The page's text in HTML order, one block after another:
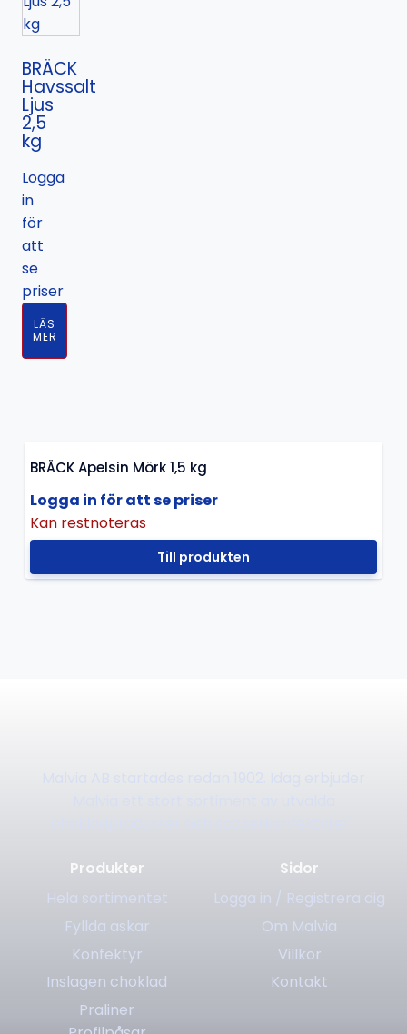
BRÄCK
Havssalt
Ljus
2,5
kg
Logga
in
för
att
se
priser
LÄS
MER
BRÄCK Apelsin Mörk 1,5 kg
Logga in för att se priser
Kan restnoteras
Till produkten
Produkter
Hela sortimentet
Fyllda askar
Konfektyr
Inslagen choklad
Praliner
Sidor
Logga in / Registrera dig
Om Malvia
Villkor
Kontakt